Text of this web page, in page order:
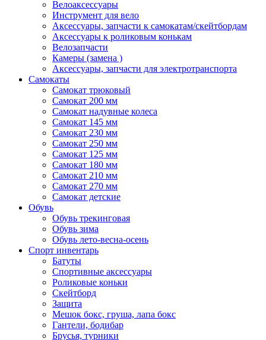
Велоаксессуары
Инструмент для вело
Аксессуары, запчасти к самокатам/скейтбордам
Аксессуары к роликовым конькам
Велозапчасти
Камеры (замена )
Аксессуары, запчасти для электротранспорта
Самокаты
Самокат трюковый
Самокат 200 мм
Самокат надувные колеса
Самокат 145 мм
Самокат 230 мм
Самокат 250 мм
Самокат 125 мм
Самокат 180 мм
Самокат 210 мм
Самокат 270 мм
Самокат детские
Обувь
Обувь трекинговая
Обувь зима
Обувь лето-весна-осень
Спорт инвентарь
Батуты
Спортивные аксессуары
Роликовые коньки
Скейтборд
Защита
Мешок бокс, груша, лапа бокс
Гантели, бодибар
Брусья, турники